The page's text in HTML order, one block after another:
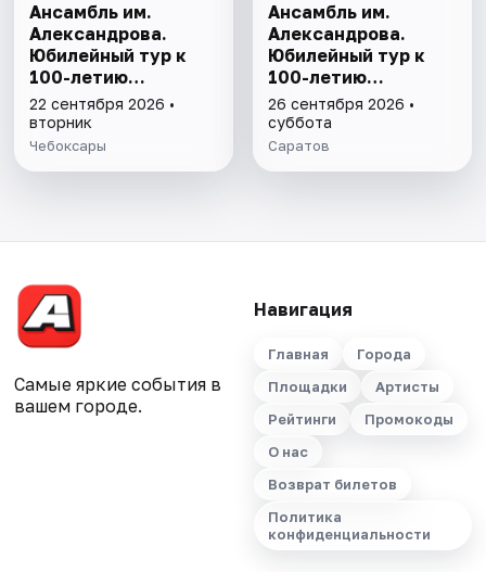
Ансамбль им.
Александрова.
Юбилейный тур к
100-летию
коллектива
22 сентября 2026 •
вторник
Чебоксары
Ансамбль им.
Александрова.
Юбилейный тур к
100-летию
коллектива
26 сентября 2026 •
суббота
Саратов
Самые яркие события в
вашем городе.
Навигация
Главная
Города
Площадки
Артисты
Рейтинги
Промокоды
О нас
Возврат билетов
Политика
конфиденциальности